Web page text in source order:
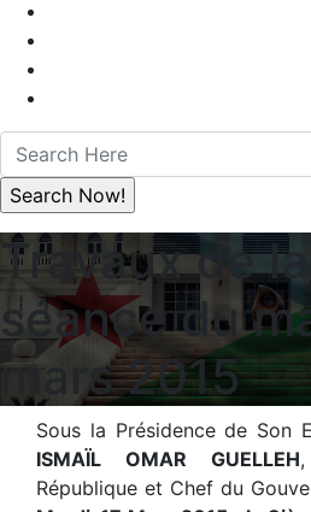
Travaux de
séance du
mars 2015
Sous la Présidence de Son
ISMAÏL OMAR GUELLEH
République et Chef du